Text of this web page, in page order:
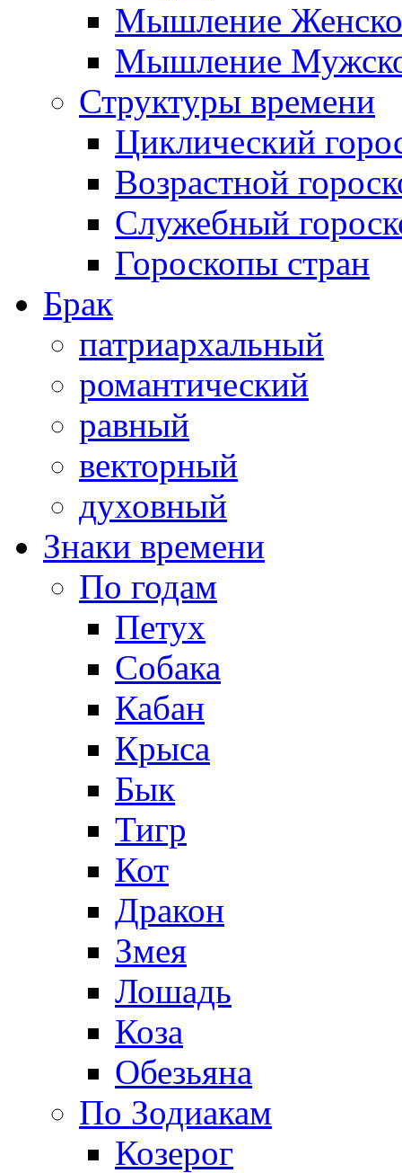
Мышление
Мышление
Структуры времени
Циклический
Возрастной
Служебный
Гороскопы стран
Брак
патриархальный
романтический
равный
векторный
духовный
Знаки времени
По годам
Петух
Собака
Кабан
Крыса
Бык
Тигр
Кот
Дракон
Змея
Лошадь
Коза
Обезьяна
По Зодиакам
Козерог